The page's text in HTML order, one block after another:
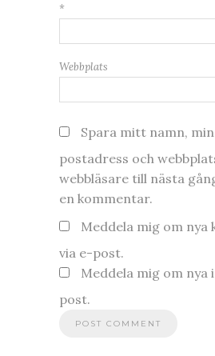
*
Webbplats
Spara mitt namn,
postadress och
webbläsare till nästa
en kommentar.
Meddela mig om
via e-post.
Meddela mig om nya
post.